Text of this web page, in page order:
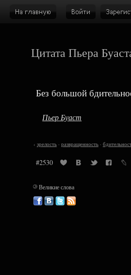
Цитата Пьера
Без большой
Пьер Буаст
‹ зрелость· развращенность·
#2530
©Великие слова